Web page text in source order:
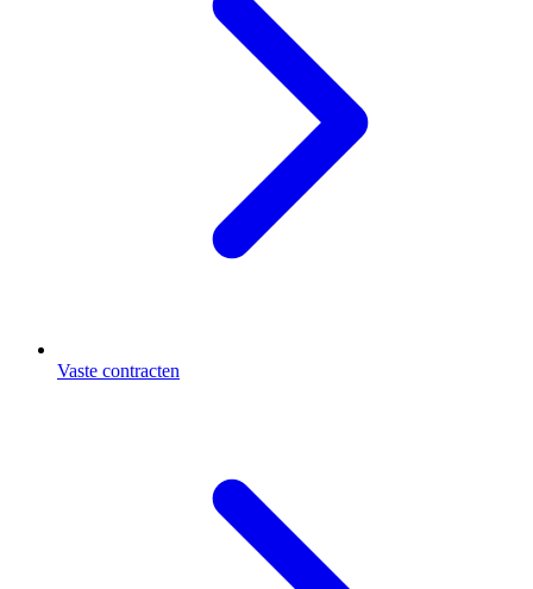
Vaste contracten